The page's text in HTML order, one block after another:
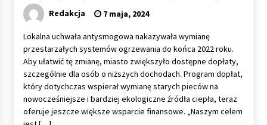
Redakcja 7 maja, 2024
Lokalna uchwała antysmogowa nakazywała wymianę
przestarzałych systemów ogrzewania do końca 2022 roku.
Aby ułatwić tę zmianę, miasto zwiększyło dostępne dopłaty,
szczególnie dla osób o niższych dochodach. Program dopłat,
który dotychczas wspierał wymianę starych pieców na
nowocześniejsze i bardziej ekologiczne źródła ciepła, teraz
oferuje jeszcze większe wsparcie finansowe. „Naszym celem